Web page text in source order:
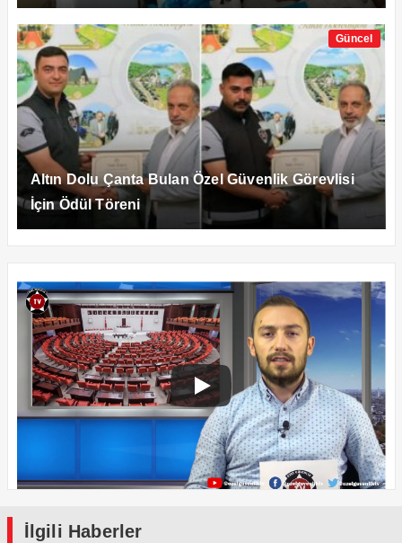
Güncel
Altın Dolu Çanta Bulan Özel Güvenlik Görevlisi
İçin Ödül Töreni
İlgili Haberler